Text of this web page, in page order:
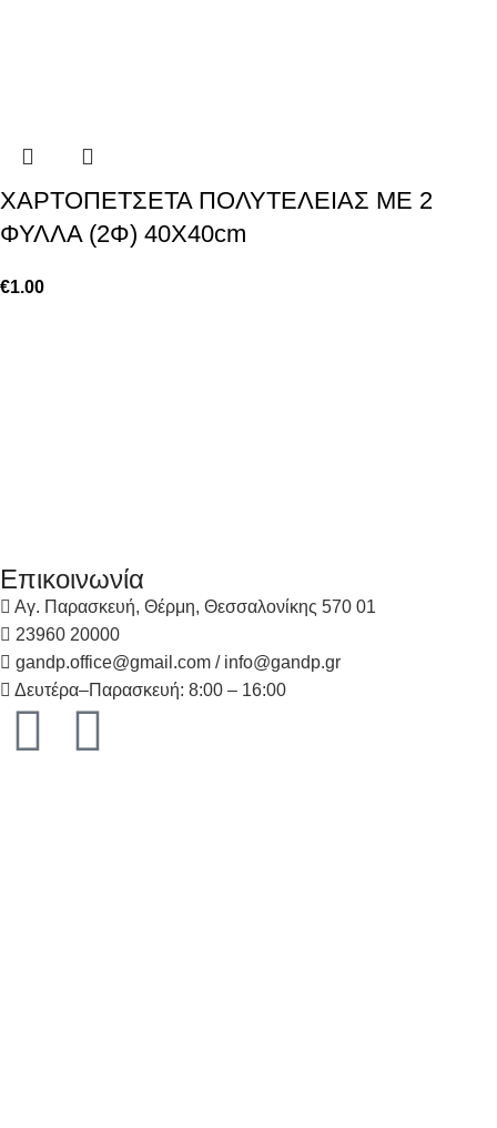
ΧΑΡΤΟΠΕΤΣΕΤΑ ΠΟΛΥΤΕΛΕΙΑΣ ΜΕ 2
ΦΥΛΛΑ (2Φ) 40Χ40cm
€1.00
Επικοινωνία
Αγ. Παρασκευή, Θέρμη, Θεσσαλονίκης 570 01
23960 20000
gandp.office@gmail.com / info@gandp.gr
Δευτέρα–Παρασκευή: 8:00 – 16:00